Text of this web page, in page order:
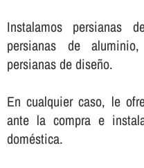
Instalamos persianas
persianas de
persianas de diseño.
En cualquier caso, le
ante la compra e
doméstica.